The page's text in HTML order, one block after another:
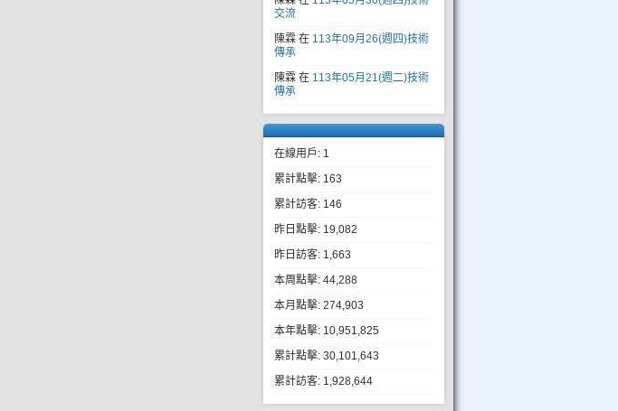
交流
陳霖 在 113年09月26(週四)技術
傳承
陳霖 在 113年05月21(週二)技術
傳承
在線用戶: 1
累計點擊: 163
累計訪客: 146
昨日點擊: 19,082
昨日訪客: 1,663
本周點擊: 44,288
本月點擊: 274,903
本年點擊: 10,951,825
累計點擊: 30,101,643
累計訪客: 1,928,644